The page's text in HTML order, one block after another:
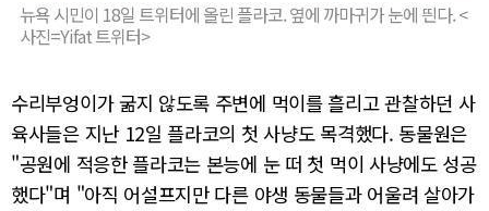
뉴욕 시민이 18일 트위터에 올린 플라코. 옆에 까마귀가 눈에 띈다. <
사진=Yifat 트위터>
수리부엉이가 굶지 않도록 주변에 먹이를 흘리고 관찰하던 사
육사들은 지난 12일 플라코의 첫 사냥도 목격했다. 동물원은
"공원에 적응한 플라코는 본능에 눈 떠 첫 먹이 사냥에도 성공
했다"며 "아직 어설프지만 다른 야생 동물들과 어울려 살아가